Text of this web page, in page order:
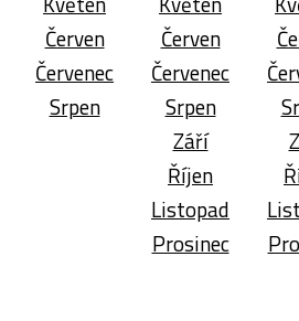
Červen
Červenec
Srpen
Červen
Červenec
Srpen
Září
Říjen
Listopad
Prosinec